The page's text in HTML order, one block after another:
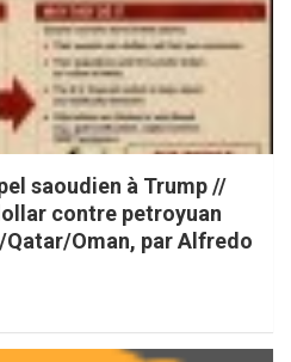
saoudien à Trump //
contre petroyuan
Oman, par Alfredo